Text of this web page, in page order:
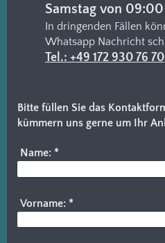
Samstag von
In dringenden Fällen
Whatsapp Nachricht
Tel.: +49 172 930 76 70
Bitte füllen Sie das
kümmern uns gerne um Ihr
Name:*
Vorname:*